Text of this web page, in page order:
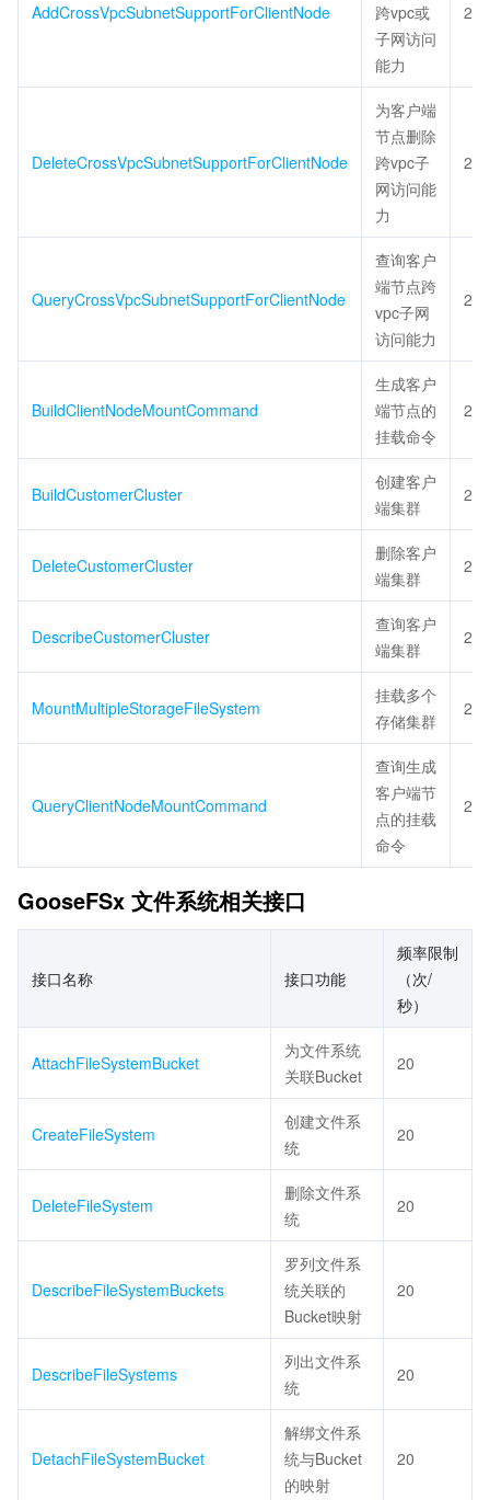
AddCrossVpcSubnetSupportForClientNode
跨vpc或
子网访问
能力
20
DeleteCrossVpcSubnetSupportForClientNode
为客户端
节点删除
跨vpc子
网访问能
力
20
QueryCrossVpcSubnetSupportForClientNode
查询客户
端节点跨
vpc子网
访问能力
20
BuildClientNodeMountCommand
生成客户
端节点的
挂载命令
20
BuildCustomerCluster
创建客户
端集群
20
DeleteCustomerCluster
删除客户
端集群
20
DescribeCustomerCluster
查询客户
端集群
20
MountMultipleStorageFileSystem
挂载多个
存储集群
20
QueryClientNodeMountCommand
查询生成
客户端节
点的挂载
命令
20
GooseFSx 文件系统相关接口
接口名称 接口功能
频率限制
（次/
秒）
AttachFileSystemBucket
为文件系统
关联Bucket
20
CreateFileSystem
创建文件系
统
20
DeleteFileSystem
删除文件系
统
20
DescribeFileSystemBuckets
罗列文件系
统关联的
Bucket映射
20
DescribeFileSystems
列出文件系
统
20
DetachFileSystemBucket
解绑文件系
统与Bucket
的映射
20